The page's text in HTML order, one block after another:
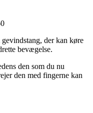
der kan køre
bevægelse.
den som du nu
den med fingerne kan